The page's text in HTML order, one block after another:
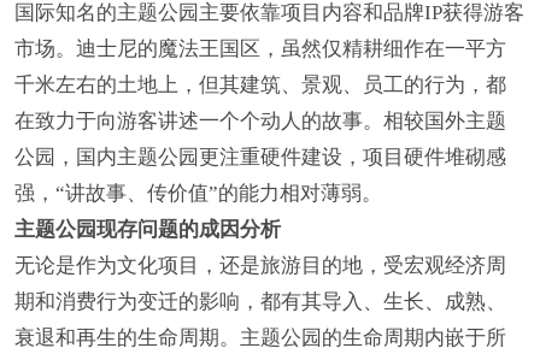
国际知名的主题公园主要依靠项目内容和品牌IP获得游客
市场。迪士尼的魔法王国区，虽然仅精耕细作在一平方
千米左右的土地上，但其建筑、景观、员工的行为，都
在致力于向游客讲述一个个动人的故事。相较国外主题
公园，国内主题公园更注重硬件建设，项目硬件堆砌感
强，“讲故事、传价值”的能力相对薄弱。
主题公园现存问题的成因分析
无论是作为文化项目，还是旅游目的地，受宏观经济周
期和消费行为变迁的影响，都有其导入、生长、成熟、
衰退和再生的生命周期。主题公园的生命周期内嵌于所